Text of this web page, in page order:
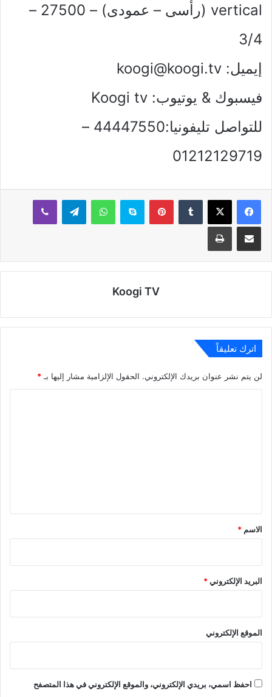
vertical (رأسى – عمودى) – 27500 –
3/4
إيميل: koogi@koogi.tv
فيسبوك & يوتيوب: Koogi tv
للتواصل تليفونيا:44447550 –
01212129719
بينتيريستسكايب واتساب تيلقرام ڤايبر
مشاركة عبر البريد طباعة
Koogi TV
اترك تعليقاً
لن يتم نشر عنوان بريدك الإلكتروني. الحقول الإلزامية مشار إليها بـ *
*
الاسم *
البريد الإلكتروني*
الموقع الإلكتروني
احفظ اسمي، بريدي الإلكتروني، والموقع الإلكتروني في هذا المتصفح